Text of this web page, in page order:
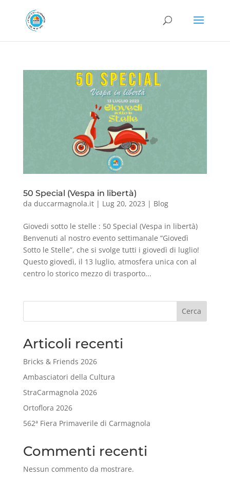
50 Special (Vespa in libertà)
da duccarmagnola.it| Lug 20, 2023 | Blog
Giovedi sotto le stelle : 50 Special (Vespa in libertà)
Benvenuti al nostro evento settimanale “Giovedì
Sotto le Stelle”, che si svolge tutti i giovedì di luglio!
Questo giovedì, il 13 luglio, atmosfera unica con al
centro lo storico mezzo di trasporto...
Cerca
Articoli recenti
Bricks & Friends 2026
Ambasciatori della Cultura
StraCarmagnola 2026
Ortoflora 2026
562ª Fiera Primaverile di Carmagnola
Commenti recenti
Nessun commento da mostrare.